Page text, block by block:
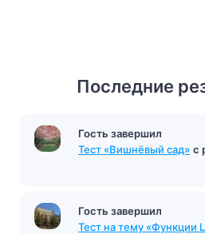
Последние
Гость завершил
Тест «Вишнёвый сад» с
Гость завершил
Тест на тему «Функции